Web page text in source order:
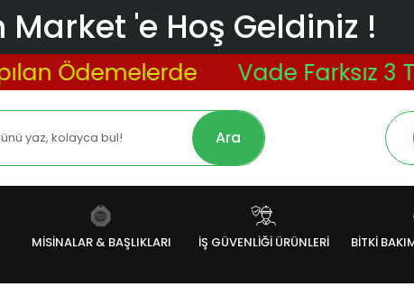
Market 'e Hoş Geldiniz !
Vade Farksız 3
Ara
MİSİNALAR & BAŞLIKLARI İŞ GÜVENLİĞİ ÜRÜNLERİ BİTKİ